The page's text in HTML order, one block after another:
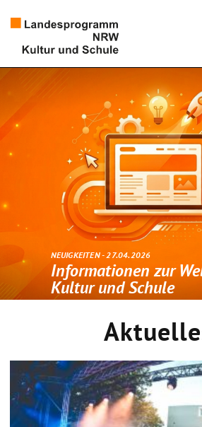
Künstlerpool
Kultur und Schule
Impressum Datenschutz
NEUIGKEITEN - 27.04.2026
Informationen zur
Kultur und Schule